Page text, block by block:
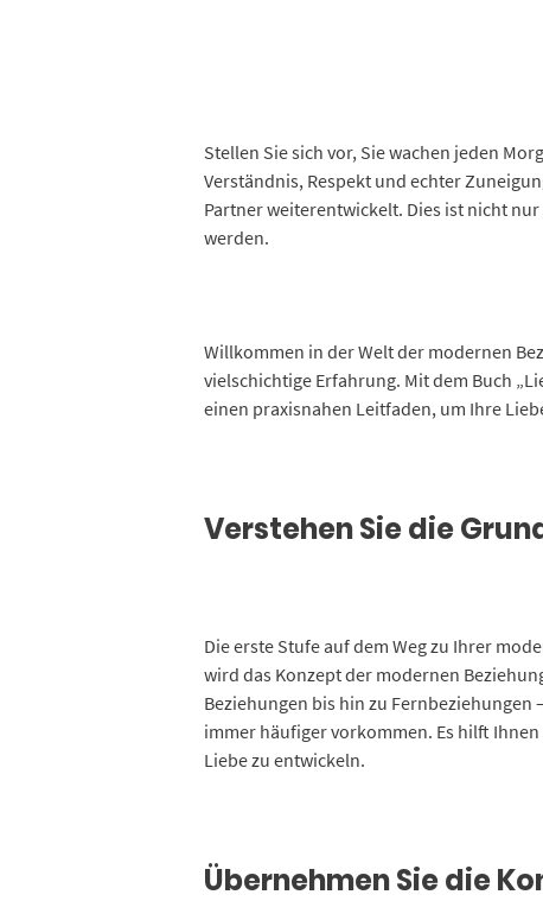
Stellen Sie sich vor, Sie wachen jeden
Verständnis, Respekt und echter
Partner weiterentwickelt. Dies ist nicht
werden.
Willkommen in der Welt der modernen
vielschichtige Erfahrung. Mit dem Buch
einen praxisnahen Leitfaden, um Ihre
Verstehen Sie die
Die erste Stufe auf dem Weg zu Ihrer
wird das Konzept der modernen
Beziehungen bis hin zu
immer häufiger vorkommen. Es hilft
Liebe zu entwickeln.
Übernehmen Sie die